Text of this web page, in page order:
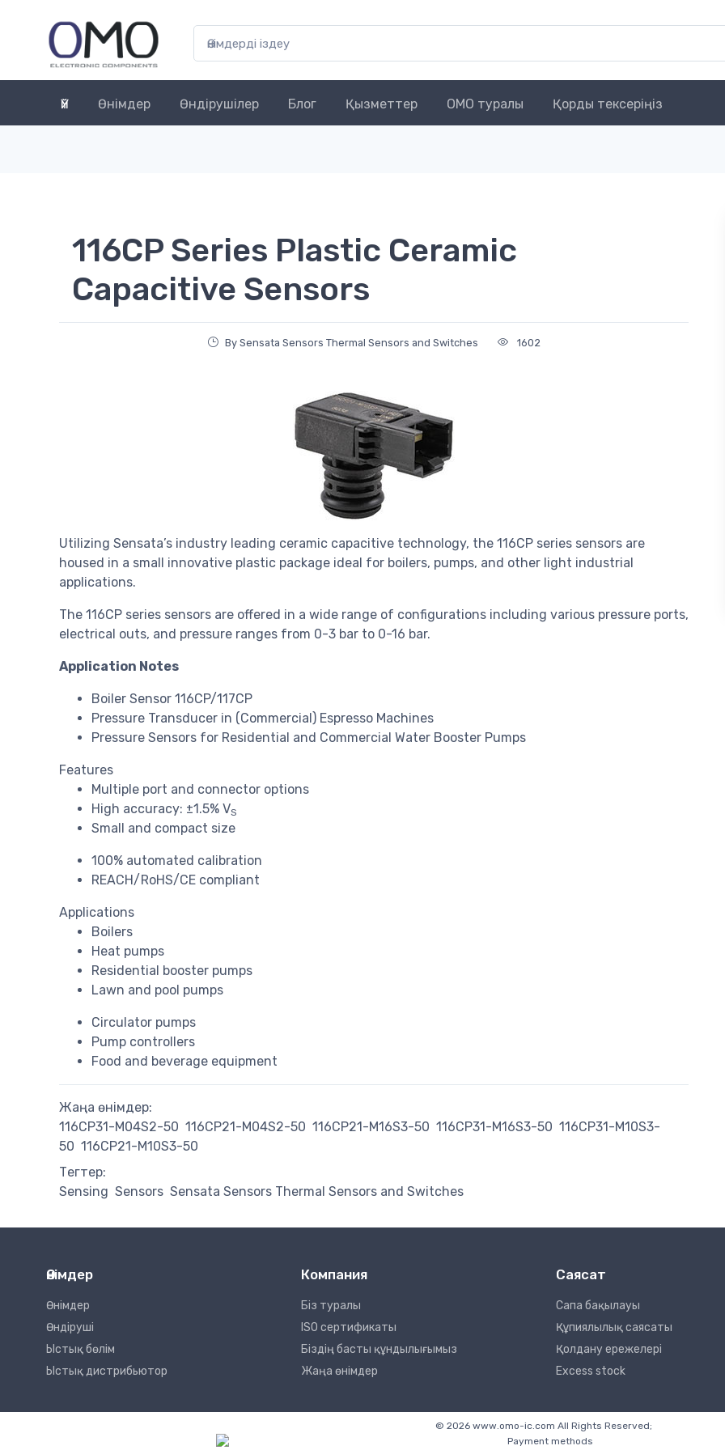
Үй Өнімдер Өндірушілер Блог Қызметтер OMO туралы Қорды тексеріңіз
116CP Series Plastic Ceramic
Capacitive Sensors
By Sensata Sensors Thermal Sensors and Switches 1602
Utilizing Sensata’s industry leading ceramic capacitive technology, the 116CP series sensors are
housed in a small innovative plastic package ideal for boilers, pumps, and other light industrial
applications.
The 116CP series sensors are offered in a wide range of configurations including various pressure ports,
electrical outs, and pressure ranges from 0-3 bar to 0-16 bar.
Application Notes
Boiler Sensor 116CP/117CP
Pressure Transducer in (Commercial) Espresso Machines
Pressure Sensors for Residential and Commercial Water Booster Pumps
Features
Multiple port and connector options
High accuracy: ±1.5% VS
Small and compact size
100% automated calibration
REACH/RoHS/CE compliant
Applications
Boilers
Heat pumps
Residential booster pumps
Lawn and pool pumps
Circulator pumps
Pump controllers
Food and beverage equipment
Жаңа өнімдер:
116CP31-M04S2-50 116CP21-M04S2-50 116CP21-M16S3-50 116CP31-M16S3-50 116CP31-M10S3-
50 116CP21-M10S3-50
Тегтер:
Sensing Sensors Sensata Sensors Thermal Sensors and Switches
Өнімдер
Өнімдер
Өндіруші
Ыстық бөлім
Ыстық дистрибьютор
Компания
Біз туралы
ISO сертификаты
Біздің басты құндылығымыз
Жаңа өнімдер
Саясат
Сапа бақылауы
Құпиялылық саясаты
Қолдану ережелері
Excess stock
© 2026 www.omo-ic.com All Rights Reserved;